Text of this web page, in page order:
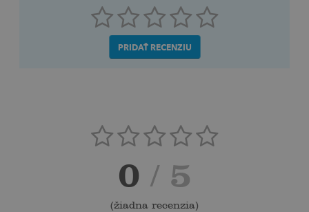
PRIDAŤ RECENZIU
0 / 5
(žiadna recenzia)